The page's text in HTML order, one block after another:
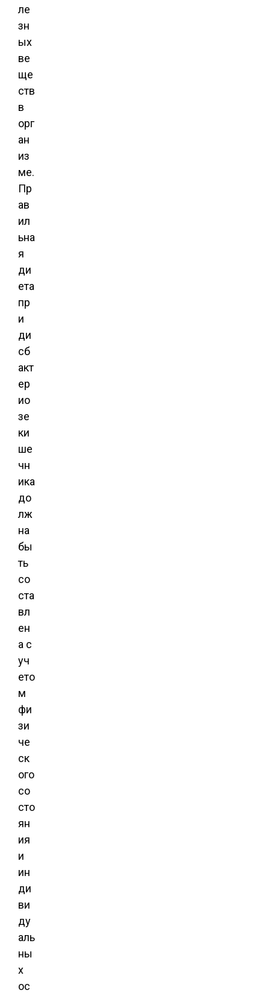
ле
зн
ых
ве
ще
ств
в
орг
ан
из
ме.
Пр
ав
ил
ьна
я
ди
ета
пр
и
ди
сб
акт
ер
ио
зе
ки
ше
чн
ика
до
лж
на
бы
ть
со
ста
вл
ен
а с
уч
ето
м
фи
зи
че
ск
ого
со
сто
ян
ия
и
ин
ди
ви
ду
аль
ны
х
ос